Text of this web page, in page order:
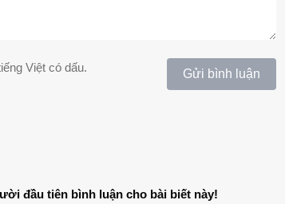
Việt có dấu. Gửi bình luận
đầu tiên bình luận cho bài biết này!